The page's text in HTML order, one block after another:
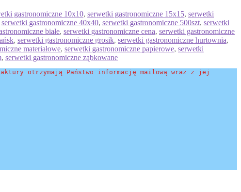
gastronomiczne 10x10, serwetki gastronomiczne 15x15, serwetki
serwetki gastronomiczne 40x40, serwetki gastronomiczne 500szt, serwetki
białe, serwetki gastronomiczne cena, serwetki gastronomiczne
, serwetki gastronomiczne grosik, serwetki gastronomiczne hurtownia,
materiałowe, serwetki gastronomiczne papierowe, serwetki
, serwetki gastronomiczne ząbkowane
otrzymają Państwo informację mailową wraz z jej